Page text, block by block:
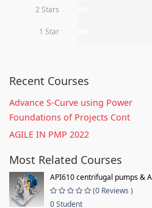
2 Stars
1 Star
Recent Courses
Advance S-Curve using Power
Foundations of Projects Cont
AGILE IN PMP 2022
Most Related Courses
API610 centrifugal pumps &
(0 Reviews )
0 Student